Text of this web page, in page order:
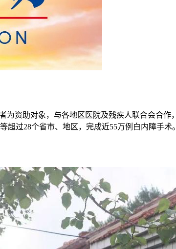
为资助对象，与各地区医院及残疾人联合会合
超过28个省市、地区，完成近55万例白内障手术